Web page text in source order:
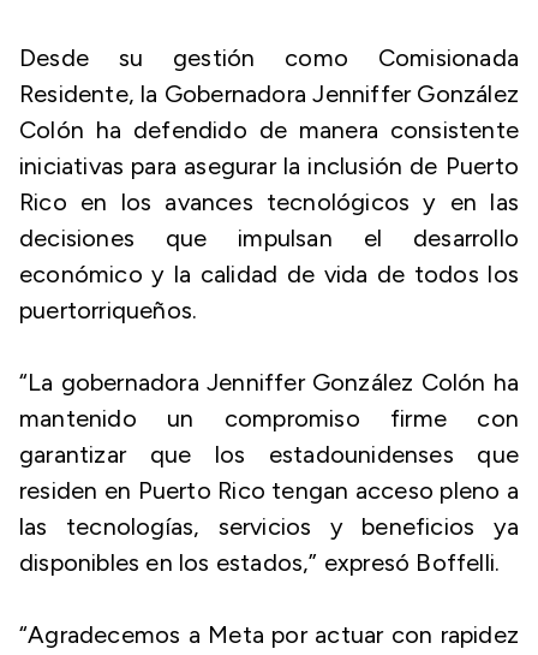
Desde su gestión como Comisionada
Residente, la Gobernadora Jenniffer González
Colón ha defendido de manera consistente
iniciativas para asegurar la inclusión de Puerto
Rico en los avances tecnológicos y en las
decisiones que impulsan el desarrollo
económico y la calidad de vida de todos los
puertorriqueños.
“La gobernadora Jenniffer González Colón ha
mantenido un compromiso firme con
garantizar que los estadounidenses que
residen en Puerto Rico tengan acceso pleno a
las tecnologías, servicios y beneficios ya
disponibles en los estados,” expresó Boffelli.
“Agradecemos a Meta por actuar con rapidez